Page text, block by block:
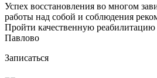
Успех восстановления во многом
работы над собой и соблюдения
Пройти качественную
Павлово
Записаться